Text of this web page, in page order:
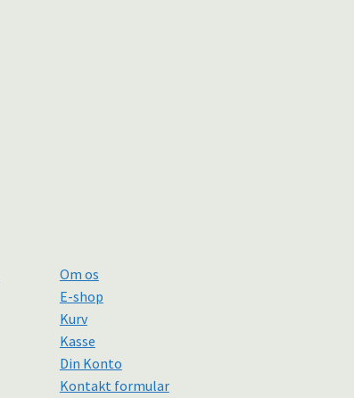
Om os
E-shop
Kurv
Kasse
Din Konto
Kontakt formular